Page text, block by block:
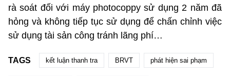
rà soát đối với máy photocoppy sử dụng 2 năm đã
hỏng và không tiếp tục sử dụng để chấn chỉnh việc
sử dụng tài sản công tránh lãng phí…
TAGS kết luận thanh tra BRVT phát hiện sai phạm